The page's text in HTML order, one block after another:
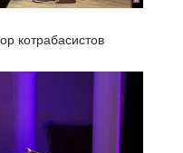
котрабасистов